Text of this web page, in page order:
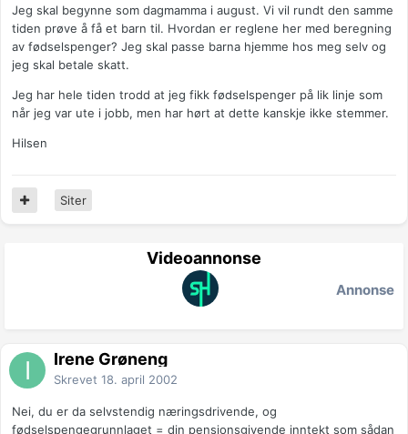
Jeg skal begynne som dagmamma i august. Vi vil rundt den samme
tiden prøve å få et barn til. Hvordan er reglene her med beregning
av fødselspenger? Jeg skal passe barna hjemme hos meg selv og
jeg skal betale skatt.
Jeg har hele tiden trodd at jeg fikk fødselspenger på lik linje som
når jeg var ute i jobb, men har hørt at dette kanskje ikke stemmer.
Hilsen
Siter
Videoannonse
Annonse
Irene Grøneng
Skrevet 18. april 2002
Nei, du er da selvstendig næringsdrivende, og
fødselspengegrunnlaget = din pensjonsgivende inntekt som sådan